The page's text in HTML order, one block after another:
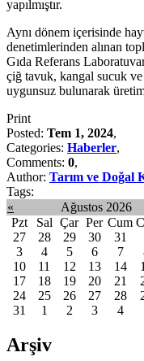
yapılmıştır.
Aynı dönem içerisinde
denetimlerinden alınan
Gıda Referans
çiğ tavuk, kangal sucuk
uygunsuz bulunarak
Print
Posted: Tem 1, 2024,
Categories: Haberler,
Comments: 0,
Author: Tarım ve Doğal
Tags:
«
Ağustos 2026
Pzt
Sal Çar Per Cum
27
28 29 30 31
3
4 5 6 7
10
11 12 13 14
17
18 19 20 21
24
25 26 27 28
31
1 2 3 4
Arşiv